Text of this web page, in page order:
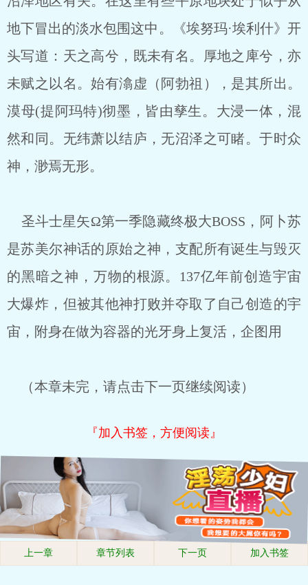
地下冒出的淡水包围这中。《埃努玛·埃利什》开
头写道：天之高兮，既未有名。厚地之庳兮，亦
未赋之以名。始有潝虚（阿勃祖），是其所出。
漠母(提阿玛特)彻墨，皆由孳生。大浸一体，混
然和同。无纬萧以结庐，无沼泽之可睹。于时众
神，渺焉无形。
圣斗士星矢Ω第一季隐藏终极大BOSS，阿卜苏
是苏美尔神话的原始之神，支配所有诞生与毁灭
的黑暗之神，万物的根源。137亿年前创造宇宙
大爆炸，但被其他神打败并夺取了自己创造的宇
宙，附身在做为容器的光牙身上复活，企图用
（本章未完，请点击下一页继续阅读）
『加入书签，方便阅读』
上一章 章节列表 下一页 加入书签